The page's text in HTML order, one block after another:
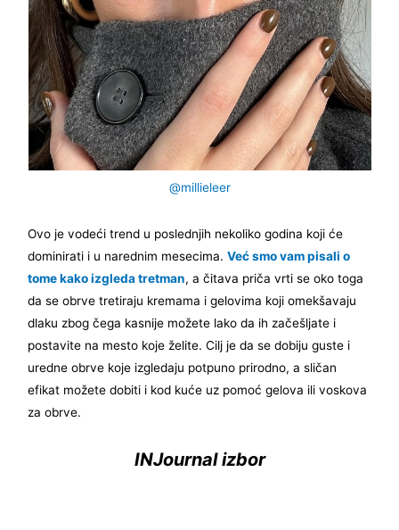
@millieleer
Ovo je vodeći trend u poslednjih nekoliko godina koji će
dominirati i u narednim mesecima.Već smo vam pisali o
tome kako izgleda tretman, a čitava priča vrti se oko toga
da se obrve tretiraju kremama i gelovima koji omekšavaju
dlaku zbog čega kasnije možete lako da ih začešljate i
postavite na mesto koje želite. Cilj je da se dobiju guste i
uredne obrve koje izgledaju potpuno prirodno, a sličan
efikat možete dobiti i kod kuće uz pomoć gelova ili voskova
za obrve.
INJournal izbor